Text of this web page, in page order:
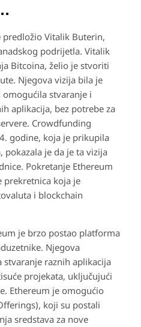
Vitalik Buterin,
podrijetla. Vitalik
Bitcoina, želio je stvoriti
Njegova vizija bila je
stvaranje i
aplikacija, bez potrebe za
Crowdfunding
godine, koja je prikupila
je da je ta vizija
Pokretanje Ethereum
prekretnica koja je
i blockchain
je brzo postao platforma
Njegova
raznih aplikacija
projekata, uključujući
Ethereum je omogućio
koji su postali
sredstava za nove